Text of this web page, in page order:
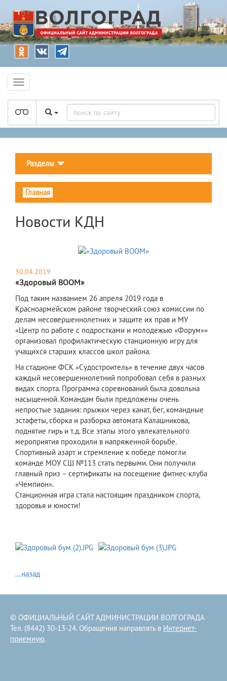
Разделы
Главная
Новости КДН
30.04.2019
«Здоровый BOOM»
Под таким названием 26 апреля 2019 года в
Красноармейском районе творческий союз комиссии по
делам несовершеннолетних и защите их прав и МУ
«Центр по работе с подростками и молодежью «Форум»»
организовал профилактическую станционную игру для
учащихся старших классов школ района.
На стадионе ФСК «Судостроитель» в течение двух часов
каждый несовершеннолетний попробовал себя в разных
видах спорта. Программа соревнований была довольна
насыщенной. Командам были предложены очень
непростые задания: прыжки через канат, бег, командные
эстафеты, сборка и разборка автомата Калашникова,
поднятие гирь и т.д. Все этапы этого увлекательного
мероприятия проходили в напряженной борьбе.
Спортивный азарт и стремление к победе помогли
команде МОУ СШ №113 стать первыми. Они получили
главный приз – сертификаты на посещение фитнес-клуба
«Чемпион».
Станционная игра стала настоящим праздником спорта,
здоровья и юности!
...назад
© ОФИЦИАЛЬНЫЙ САЙТ АДМИНИСТРАЦИИ ВОЛГОГРАДА
Тел. (8442) 30-13-24. Обращения направлять в Интернет-
приемную.